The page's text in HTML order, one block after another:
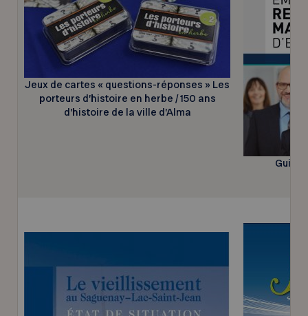
Jeux de cartes « questions-réponses » Les
porteurs d’histoire en herbe / 150 ans
d’histoire de la ville d’Alma
Guide